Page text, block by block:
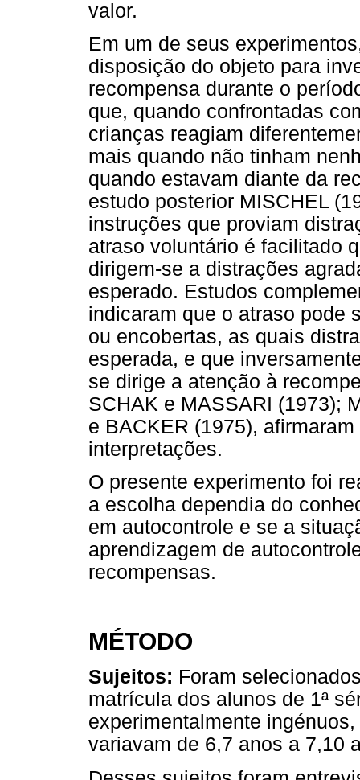
valor.
Em um de seus
disposição do objeto para
recompensa durante o
que, quando confrontadas
crianças reagiam
mais quando não tinham
quando estavam diante da
estudo posterior MISCHEL
instruções que proviam
atraso voluntário é facilitado
dirigem-se a distrações
esperado. Estudos
indicaram que o atraso pode
ou encobertas, as quais
esperada, e que
se dirige a atenção à
SCHAK e MASSARI (1973);
e BACKER (1975),
interpretações.
O presente experimento foi
a escolha dependia do
em autocontrole e se a
aprendizagem de
recompensas.
MÉTODO
Sujeitos: Foram
matrícula dos alunos de 1ª
experimentalmente
variavam de 6,7 anos a 7,10